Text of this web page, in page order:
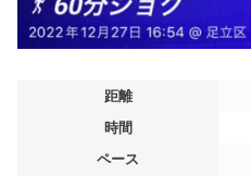
距離
時間
ペース